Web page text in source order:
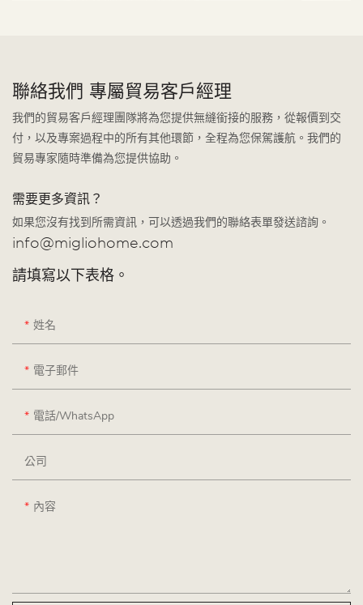
聯絡我們 專屬貿易客戶經理
我們的貿易客戶經理團隊將為您提供無縫銜接的服務，從報價到交
付，以及專案過程中的所有其他環節，全程為您保駕護航。我們的
貿易專家隨時準備為您提供協助。
需要更多資訊？
如果您沒有找到所需資訊，可以透過我們的聯絡表單發送諮詢。
info@migliohome.com
請填寫以下表格。
姓名
電子郵件
電話/WhatsApp
公司
內容